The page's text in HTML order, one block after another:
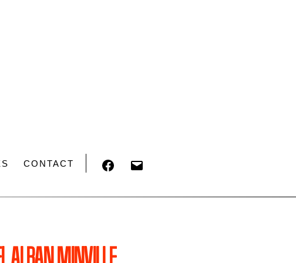
CONTACT FACEBOOK
E-
MAIL
ALBAN MINVILLE